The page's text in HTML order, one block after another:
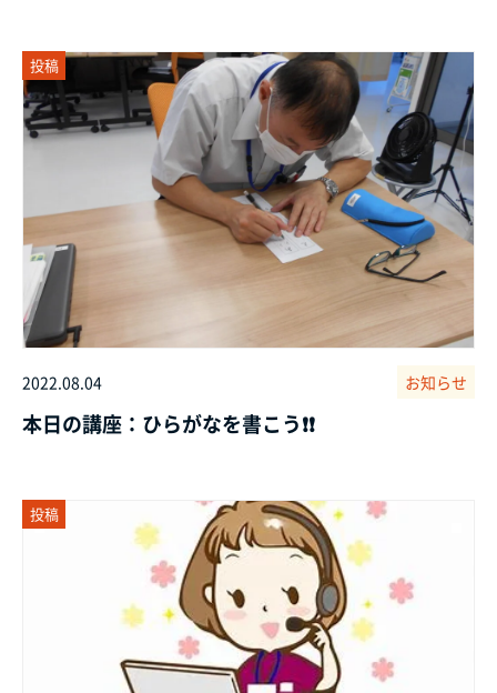
投稿
2022.08.04 お知らせ
本日の講座：ひらがなを書こう❗❗
投稿